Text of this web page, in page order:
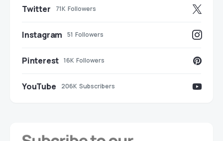
Twitter 71K Followers
Instagram 51 Followers
Pinterest 16K Followers
YouTube 206K Subscribers